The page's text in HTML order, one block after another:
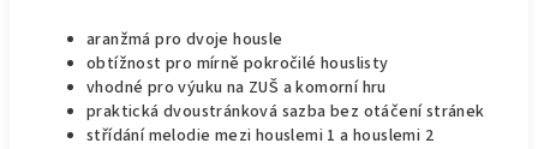
aranžmá pro dvoje housle
obtížnost pro mírně pokročilé houslisty
vhodné pro výuku na ZUŠ a komorní hru
praktická dvoustránková sazba bez otáčení stránek
střídání melodie mezi houslemi 1 a houslemi 2